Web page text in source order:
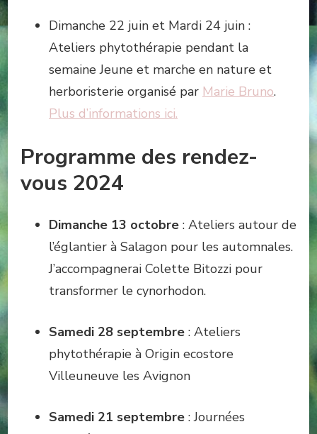
Dimanche 22 juin et Mardi 24 juin :
Ateliers phytothérapie pendant la
semaine Jeune et marche en nature et
herboristerie organisé par Marie Bruno.
Plus d’informations ici.
Programme des rendez-
vous 2024
Dimanche 13 octobre : Ateliers autour de
l’églantier à Salagon pour les automnales.
J’accompagnerai Colette Bitozzi pour
transformer le cynorhodon.
Samedi 28 septembre : Ateliers
phytothérapie à Origin ecostore
Villeuneuve les Avignon
Samedi 21 septembre : Journées